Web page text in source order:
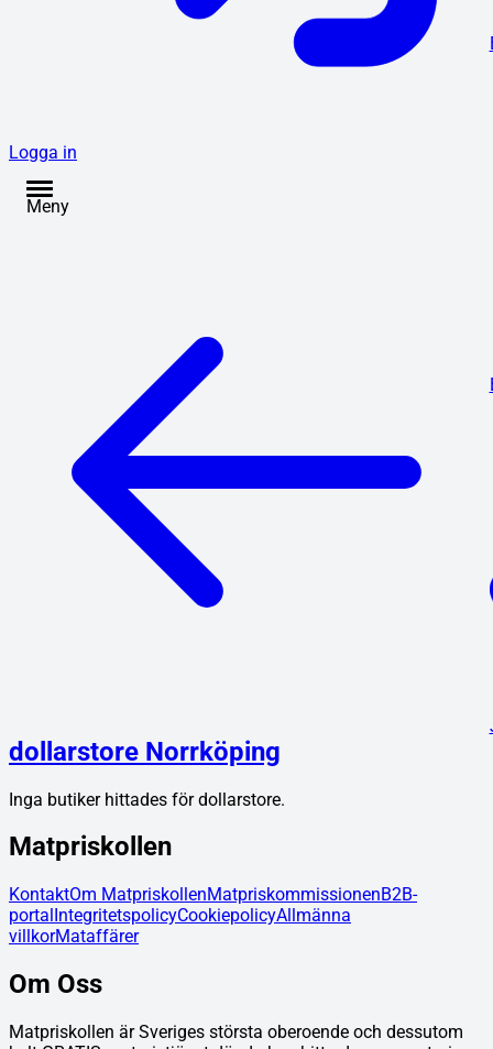
Logga in
Meny
dollarstore Norrköping
Inga butiker hittades fördollarstore.
Matpriskollen
KontaktOm MatpriskollenMatpriskommissionenB2B-
portal IntegritetspolicyCookiepolicyAllmänna
villkorMataffärer
Om Oss
Matpriskollen är Sveriges största oberoende och dessutom